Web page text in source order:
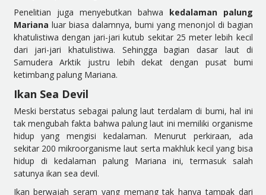
Penelitian juga menyebutkan bahwa kedalaman palung
Mariana luar biasa dalamnya, bumi yang menonjol di bagian
khatulistiwa dengan jari-jari kutub sekitar 25 meter lebih kecil
dari jari-jari khatulistiwa. Sehingga bagian dasar laut di
Samudera Arktik justru lebih dekat dengan pusat bumi
ketimbang palung Mariana.
Ikan Sea Devil
Meski berstatus sebagai palung laut terdalam di bumi, hal ini
tak mengubah fakta bahwa palung laut ini memiliki organisme
hidup yang mengisi kedalaman. Menurut perkiraan, ada
sekitar 200 mikroorganisme laut serta makhluk kecil yang bisa
hidup di kedalaman palung Mariana ini, termasuk salah
satunya ikan sea devil.
Ikan berwajah seram yang memang tak hanya tampak dari